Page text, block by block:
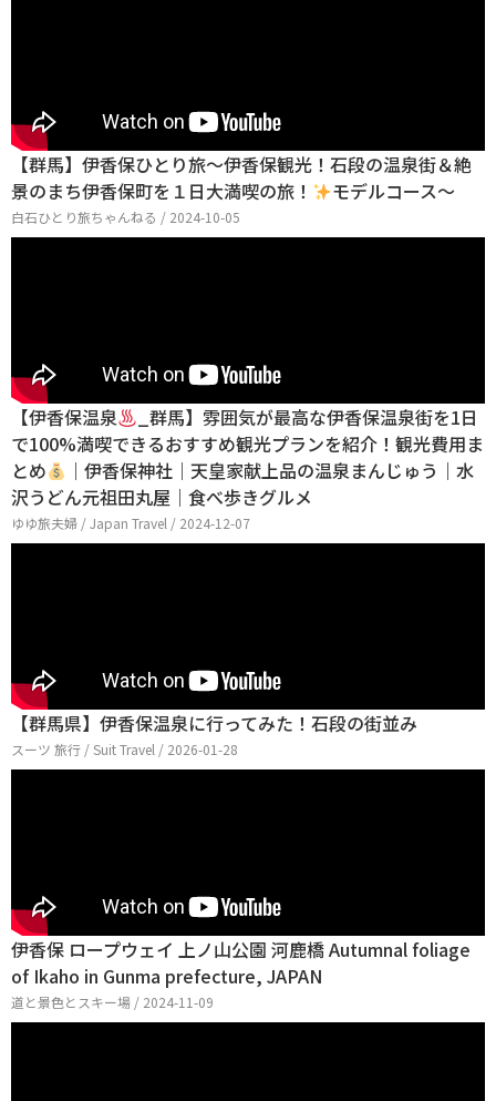
【群馬】伊香保ひとり旅〜伊香保観光！石段の温泉街＆絶
景のまち伊香保町を１日大満喫の旅！
モデルコース〜
白石ひとり旅ちゃんねる / 2024-10-05
【伊香保温泉
_群馬】雰囲気が最高な伊香保温泉街を1日
で100%満喫できるおすすめ観光プランを紹介！観光費用ま
とめ
｜伊香保神社｜天皇家献上品の温泉まんじゅう｜水
沢うどん元祖田丸屋｜食べ歩きグルメ
ゆゆ旅夫婦 / Japan Travel / 2024-12-07
【群馬県】伊香保温泉に行ってみた！石段の街並み
スーツ 旅行 / Suit Travel / 2026-01-28
伊香保 ロープウェイ 上ノ山公園 河鹿橋 Autumnal foliage
of Ikaho in Gunma prefecture, JAPAN
道と景色とスキー場 / 2024-11-09